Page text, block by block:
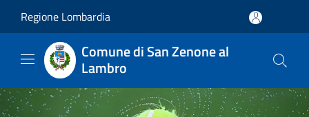
Regione Lombardia
Comune di San Zenone al
Lambro